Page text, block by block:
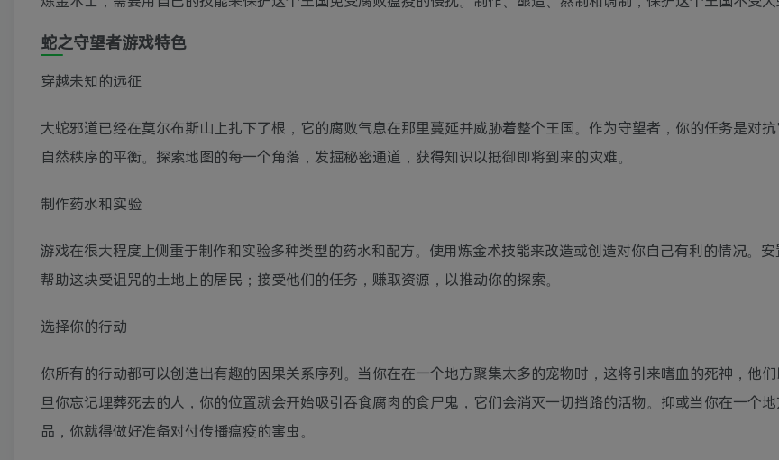
蛇之守望者游戏特色
穿越未知的远征
大蛇邪道已经在莫尔布斯山上扎下了根，它的腐败气息在那里蔓延并威胁着整个王国。作为守望者，你的任务是对
自然秩序的平衡。探索地图的每一个角落，发掘秘密通道，获得知识以抵御即将到来的灾难。
制作药水和实验
游戏在很大程度上侧重于制作和实验多种类型的药水和配方。使用炼金术技能来改造或创造对你自己有利的情况。安
帮助这块受诅咒的土地上的居民；接受他们的任务，赚取资源，以推动你的探索。
选择你的行动
你所有的行动都可以创造出有趣的因果关系序列。当你在在一个地方聚集太多的宠物时，这将引来嗜血的死神，他
旦你忘记埋葬死去的人，你的位置就会开始吸引吞食腐肉的食尸鬼，它们会消灭一切挡路的活物。抑或当你在一个
品，你就得做好准备对付传播瘟疫的害虫。